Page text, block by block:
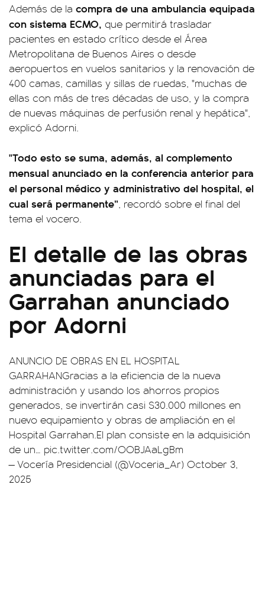
Además de la compra de una ambulancia equipada
con sistema ECMO, que permitirá trasladar
pacientes en estado crítico desde el Área
Metropolitana de Buenos Aires o desde
aeropuertos en vuelos sanitarios y la renovación de
400 camas, camillas y sillas de ruedas, "muchas de
ellas con más de tres décadas de uso, y la compra
de nuevas máquinas de perfusión renal y hepática",
explicó Adorni.
"Todo esto se suma, además, al complemento
mensual anunciado en la conferencia anterior para
el personal médico y administrativo del hospital, el
cual será permanente”, recordó sobre el final del
tema el vocero.
El detalle de las obras
anunciadas para el
Garrahan anunciado
por Adorni
ANUNCIO DE OBRAS EN EL HOSPITAL
GARRAHANGracias a la eficiencia de la nueva
administración y usando los ahorros propios
generados, se invertirán casi $30.000 millones en
nuevo equipamiento y obras de ampliación en el
Hospital Garrahan.El plan consiste en la adquisición
de un… pic.twitter.com/OOBJAaLgBm
— Vocería Presidencial (@Voceria_Ar) October 3,
2025